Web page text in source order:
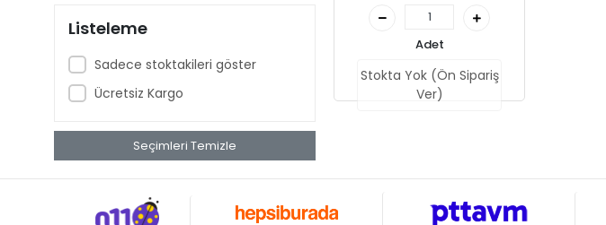
Listeleme
Sadece stoktakileri göster
Ücretsiz Kargo
Seçimleri Temizle
Adet
Stokta Yok (Ön Sipariş
Ver)